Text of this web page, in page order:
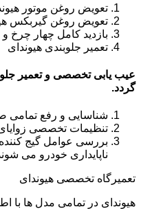
تعویض روغن موتور
تعویض روغن گیربکس
بازدید کامل چهار
تعمیر جلوبندی هیوندای
عیب یابی تخصصی و تعمیر
گردد.
شناسایی و رفع تمامی
تنظیمات تخصصی
بررسی عوامل گیج
ناپایداری خودرو می
تعمیرگاه تخصصی هیوندای
هیوندای در تمامی مدل ها با